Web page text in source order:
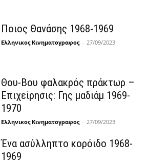
Ποιος Θανάσης 1968-1969
Ελληνικος Κινηματογραφος - 27/09/2023
Θου-Βου φαλακρός πράκτωρ –
Επιχείρησις: Γης μαδιάμ 1969-
1970
Ελληνικος Κινηματογραφος - 27/09/2023
Ένα ασύλληπτο κορόιδο 1968-
1969